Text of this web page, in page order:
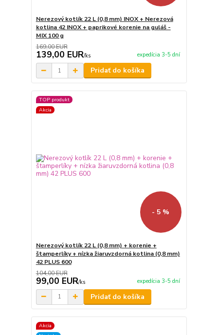
Nerezový kotlík 22 L (0,8 mm) INOX + Nerezová
kotlina 42 INOX + paprikové korenie na guláš -
MIX 100 g
169,00 EUR
139,00 EUR/ks expedícia 3-5 dní
Pridať do košíka
TOP produkt
Akcia
- 5 %
Nerezový kotlík 22 L (0,8 mm) + korenie +
štamperlíky + nízka žiaruvzdorná kotlina (0,8 mm)
42 PLUS 600
104,00 EUR
99,00 EUR/ks expedícia 3-5 dní
Pridať do košíka
Akcia